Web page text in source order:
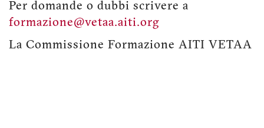
Per domande o dubbi scrivere a
formazione@vetaa.aiti.org
La Commissione Formazione AITI VETAA